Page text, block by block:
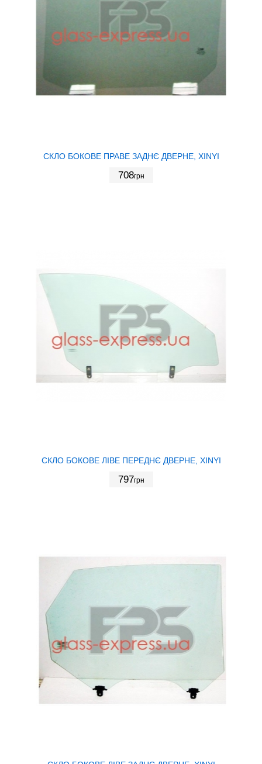
СКЛО БОКОВЕ ПРАВЕ ЗАДНЄ ДВЕРНЕ, XINYI
708грн
СКЛО БОКОВЕ ЛІВЕ ПЕРЕДНЄ ДВЕРНЕ, XINYI
797грн